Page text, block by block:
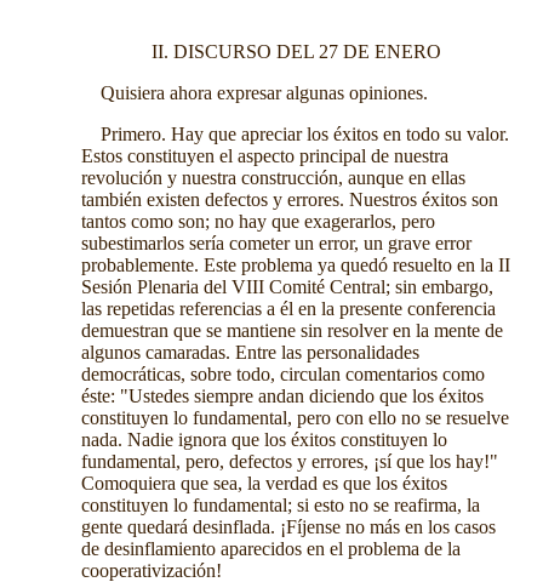
II. DISCURSO DEL 27 DE ENERO
Quisiera ahora expresar algunas opiniones.
Primero. Hay que apreciar los éxitos en todo su valor.
Estos constituyen el aspecto principal de nuestra
revolución y nuestra construcción, aunque en ellas
también existen defectos y errores. Nuestros éxitos son
tantos como son; no hay que exagerarlos, pero
subestimarlos sería cometer un error, un grave error
probablemente. Este problema ya quedó resuelto en la II
Sesión Plenaria del VIII Comité Central; sin embargo,
las repetidas referencias a él en la presente conferencia
demuestran que se mantiene sin resolver en la mente de
algunos camaradas. Entre las personalidades
democráticas, sobre todo, circulan comentarios como
éste: "Ustedes siempre andan diciendo que los éxitos
constituyen lo fundamental, pero con ello no se resuelve
nada. Nadie ignora que los éxitos constituyen lo
fundamental, pero, defectos y errores, ¡sí que los hay!"
Comoquiera que sea, la verdad es que los éxitos
constituyen lo fundamental; si esto no se reafirma, la
gente quedará desinflada. ¡Fíjense no más en los casos
de desinflamiento aparecidos en el problema de la
cooperativización!